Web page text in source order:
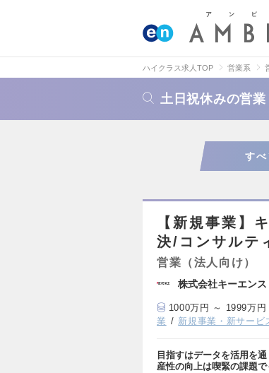
ハイクラス求人TOP 営業系
土日祝休みの営
すべ
【新規事業】
決/コンサルテ
営業（法人向け）
株式会社キーエンス
1000万円 ～ 1999万円
業
新規事業・新サービ
目指すはデータを活用を
産性の向上は喫緊の課題